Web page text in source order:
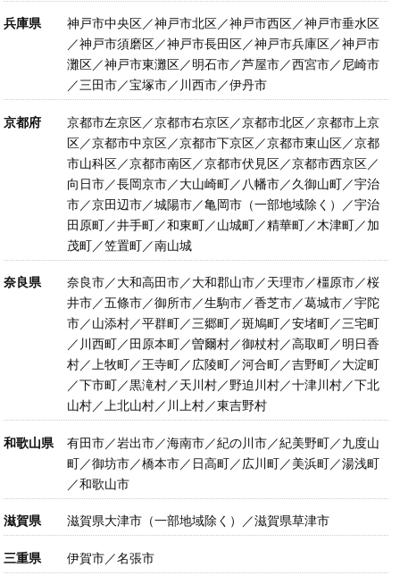
兵庫県
神戸市中央区／神戸市北区／神戸市西区／神戸市垂水区
／神戸市須磨区／神戸市長田区／神戸市兵庫区／神戸市
灘区／神戸市東灘区／明石市／芦屋市／西宮市／尼崎市
／三田市／宝塚市／川西市／伊丹市
京都府
京都市左京区／京都市右京区／京都市北区／京都市上京
区／京都市中京区／京都市下京区／京都市東山区／京都
市山科区／京都市南区／京都市伏見区／京都市西京区／
向日市／長岡京市／大山崎町／八幡市／久御山町／宇治
市／京田辺市／城陽市／亀岡市（一部地域除く）／宇治
田原町／井手町／和東町／山城町／精華町／木津町／加
茂町／笠置町／南山城
奈良県
奈良市／大和高田市／大和郡山市／天理市／橿原市／桜
井市／五條市／御所市／生駒市／香芝市／葛城市／宇陀
市／山添村／平群町／三郷町／斑鳩町／安堵町／三宅町
／川西町／田原本町／曽爾村／御杖村／高取町／明日香
村／上牧町／王寺町／広陵町／河合町／吉野町／大淀町
／下市町／黒滝村／天川村／野迫川村／十津川村／下北
山村／上北山村／川上村／東吉野村
和歌山県
有田市／岩出市／海南市／紀の川市／紀美野町／九度山
町／御坊市／橋本市／日高町／広川町／美浜町／湯浅町
／和歌山市
滋賀県 滋賀県大津市（一部地域除く）／滋賀県草津市
三重県 伊賀市／名張市